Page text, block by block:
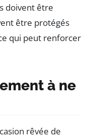
doivent être
être protégés
qui peut renforcer
à ne
rêvée de